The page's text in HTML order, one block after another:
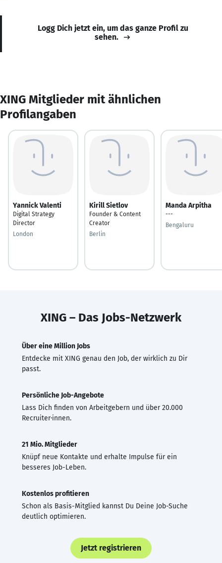
Logg Dich jetzt ein, um das ganze Profil zu
sehen.
XING Mitglieder mit ähnlichen
Profilangaben
Yannick Valenti
Digital Strategy
Director
London
Kirill Sietlov
Founder & Content
Creator
Berlin
Manda Arpitha
---
Bengaluru
XING – Das Jobs-Netzwerk
Über eine Million Jobs
Entdecke mit XING genau den Job, der wirklich zu Dir
passt.
Persönliche Job-Angebote
Lass Dich finden von Arbeitgebern und über 20.000
Recruiter·innen.
21 Mio. Mitglieder
Knüpf neue Kontakte und erhalte Impulse für ein
besseres Job-Leben.
Kostenlos profitieren
Schon als Basis-Mitglied kannst Du Deine Job-Suche
deutlich optimieren.
Jetzt registrieren